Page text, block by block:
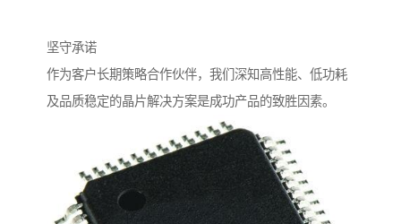
坚守承诺
作为客户长期策略合作伙伴，我们深知高性能、低功耗
及品质稳定的晶片解决方案是成功产品的致胜因素。